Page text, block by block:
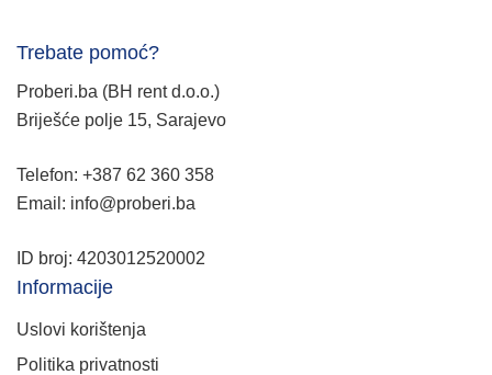
Trebate pomoć?
Proberi.ba (BH rent d.o.o.)
Briješće polje 15, Sarajevo
Telefon: +387 62 360 358
Email: info@proberi.ba
ID broj: 4203012520002
Informacije
Uslovi korištenja
Politika privatnosti